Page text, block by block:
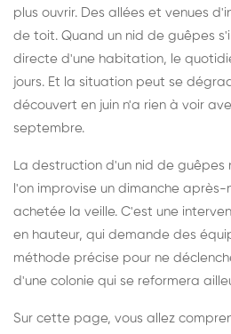
plus ouvrir. Des allées et venues
de toit. Quand un nid de guêpes
directe d'une habitation, le
jours. Et la situation peut se
découvert en juin n'a rien à voir
septembre.
La destruction d'un nid de guêpes
l'on improvise un dimanche
achetée la veille. C'est une
en hauteur, qui demande des
méthode précise pour ne
d'une colonie qui se reformera
Sur cette page, vous allez